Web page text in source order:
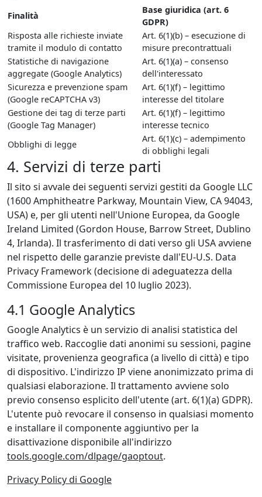
Finalità
Base giuridica (art. 6
GDPR)
Risposta alle richieste inviate
tramite il modulo di contatto
Art. 6(1)(b) – esecuzione di
misure precontrattuali
Statistiche di navigazione
aggregate (Google Analytics)
Art. 6(1)(a) – consenso
dell'interessato
Sicurezza e prevenzione spam
(Google reCAPTCHA v3)
Art. 6(1)(f) – legittimo
interesse del titolare
Gestione dei tag di terze parti
(Google Tag Manager)
Art. 6(1)(f) – legittimo
interesse tecnico
Obblighi di legge
Art. 6(1)(c) – adempimento
di obblighi legali
4. Servizi di terze parti
Il sito si avvale dei seguenti servizi gestiti da Google LLC
(1600 Amphitheatre Parkway, Mountain View, CA 94043,
USA) e, per gli utenti nell'Unione Europea, da Google
Ireland Limited (Gordon House, Barrow Street, Dublino
4, Irlanda). Il trasferimento di dati verso gli USA avviene
nel rispetto delle garanzie previste dall'EU-U.S. Data
Privacy Framework (decisione di adeguatezza della
Commissione Europea del 10 luglio 2023).
4.1 Google Analytics
Google Analytics è un servizio di analisi statistica del
traffico web. Raccoglie dati anonimi su sessioni, pagine
visitate, provenienza geografica (a livello di città) e tipo
di dispositivo. L'indirizzo IP viene anonimizzato prima di
qualsiasi elaborazione. Il trattamento avviene solo
previo consenso esplicito dell'utente (art. 6(1)(a) GDPR).
L'utente può revocare il consenso in qualsiasi momento
e installare il componente aggiuntivo per la
disattivazione disponibile all'indirizzo
tools.google.com/dlpage/gaoptout.
Privacy Policy di Google